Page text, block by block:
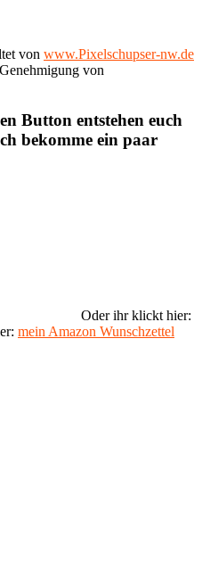
von www.Pixelschupser-nw.de
von
Button entstehen euch
bekomme ein paar
Oder ihr klickt hier:
mein Amazon Wunschzettel